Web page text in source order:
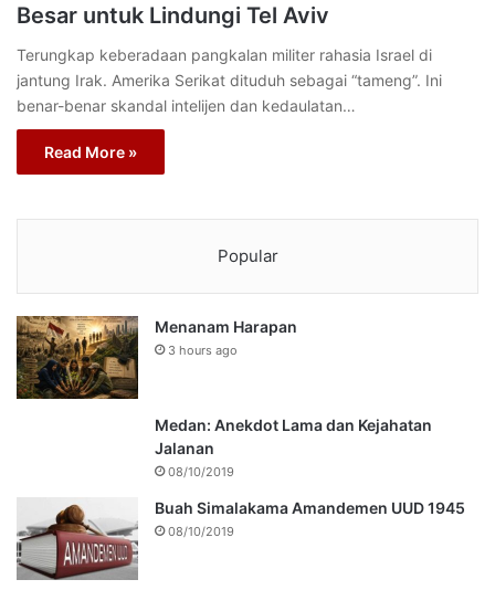
Besar untuk Lindungi Tel Aviv
Terungkap keberadaan pangkalan militer rahasia Israel di
jantung Irak. Amerika Serikat dituduh sebagai “tameng”. Ini
benar-benar skandal intelijen dan kedaulatan…
Read More »
Popular
Menanam Harapan
3 hours ago
Medan: Anekdot Lama dan Kejahatan
Jalanan
08/10/2019
Buah Simalakama Amandemen UUD 1945
08/10/2019